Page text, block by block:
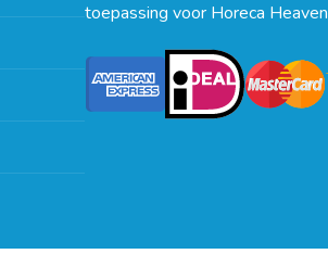
toepassing voor Horeca Heaven